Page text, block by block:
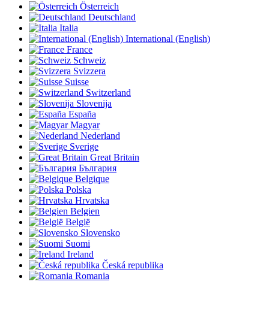
Österreich
Deutschland
Italia
International (English)
France
Schweiz
Svizzera
Suisse
Switzerland
Slovenija
España
Magyar
Nederland
Sverige
Great Britain
България
Belgique
Polska
Hrvatska
Belgien
België
Slovensko
Suomi
Ireland
Česká republika
Romania